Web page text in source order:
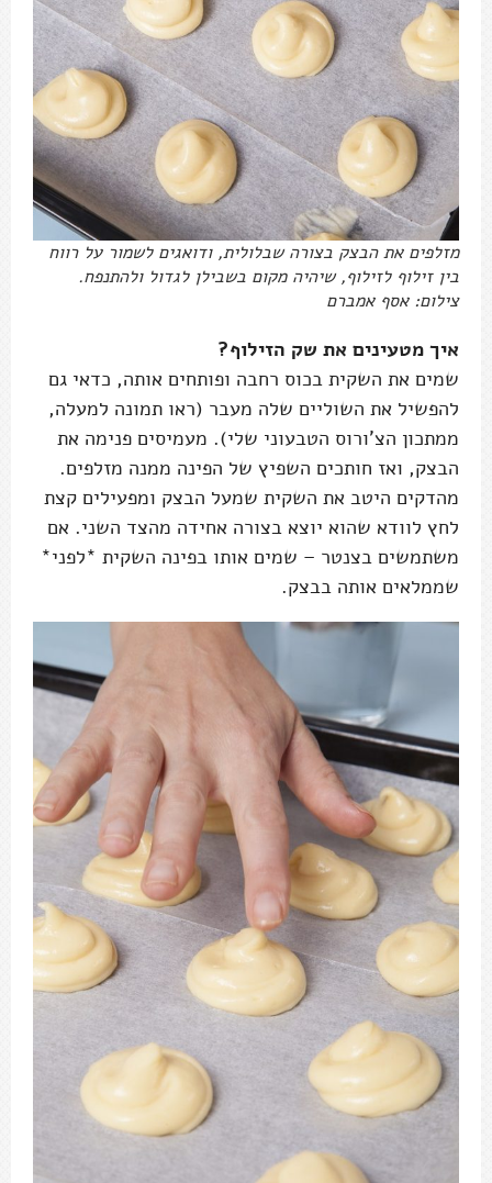
מזלפים את הבצק בצורה שבלולית, ודואגים לשמור על רווח
בין זילוף לזילוף, שיהיה מקום בשבילן לגדול ולהתנפח.
צילום: אסף אמברם
איך מטעינים את שק הזילוף?
שמים את השקית בכוס רחבה ופותחים אותה, כדאי גם
להפשיל את השוליים שלה מעבר (ראו תמונה למעלה,
ממתכון הצ'ורוס הטבעוני שלי). מעמיסים פנימה את
הבצק, ואז חותכים השפיץ של הפינה ממנה מזלפים.
מהדקים היטב את השקית שמעל הבצק ומפעילים קצת
לחץ לוודא שהוא יוצא בצורה אחידה מהצד השני. אם
משתמשים בצנטר – שמים אותו בפינה השקית *לפני*
שממלאים אותה בבצק.